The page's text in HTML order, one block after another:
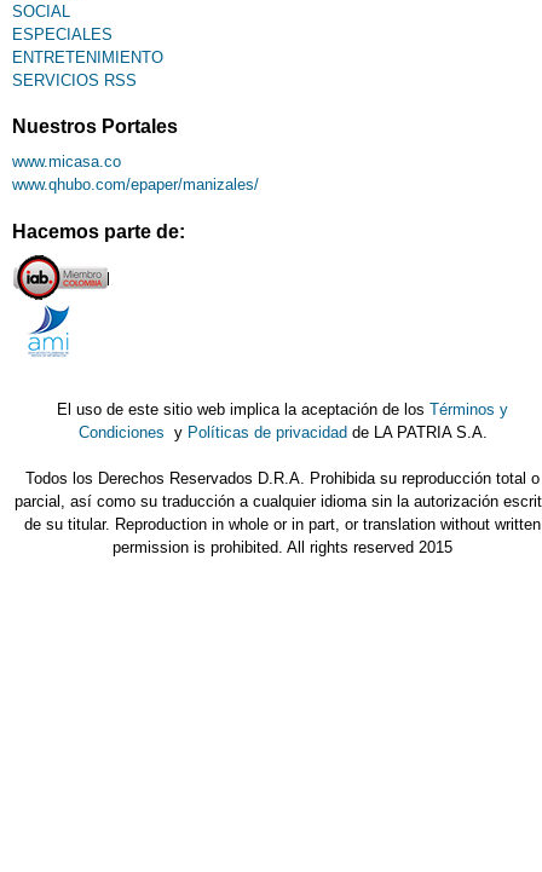
SOCIAL
ESPECIALES
ENTRETENIMIENTO
SERVICIOS RSS
Nuestros Portales
www.micasa.co
www.qhubo.com/epaper/manizales/
Hacemos parte de:
El uso de este sitio web implica la aceptación de losTérminos y
Condiciones y Políticas de privacidad de LA PATRIA S.A.
Todos los Derechos Reservados D.R.A. Prohibida su reproducción total o
parcial, así como su traducción a cualquier idioma sin la autorización
de su titular. Reproduction in whole or in part, or translation without written
permission is prohibited. All rights reserved 2015